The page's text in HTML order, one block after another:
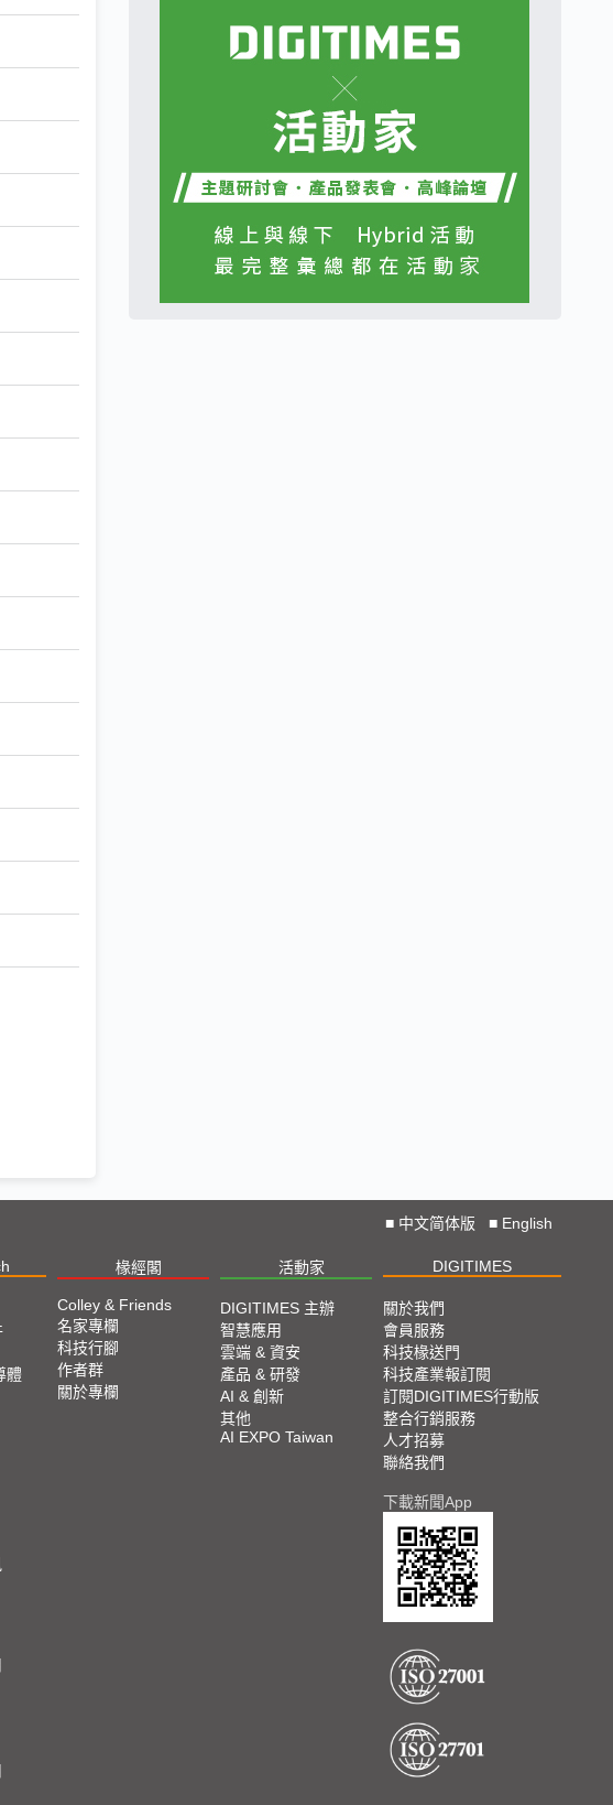
■ 中文简体版 ■ English
椽經閣 活動家 DIGITIMES
體
Colley & Friends
名家專欄
科技行腳
作者群
關於專欄
DIGITIMES 主辦
智慧應用
雲端 & 資安
產品 & 研發
AI & 創新
其他
AI EXPO Taiwan
關於我們
會員服務
科技椽送門
科技產業報訂閱
訂閱DIGITIMES行動版
整合行銷服務
人才招募
聯絡我們
下載新聞App